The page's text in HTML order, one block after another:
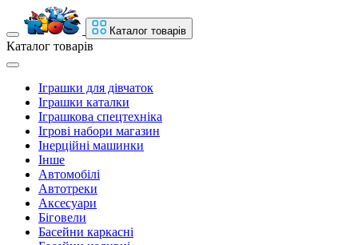
Каталог товарів
Каталог товарів
Іграшки для дівчаток
Іграшки каталки
Іграшкова спецтехніка
Ігрові набори магазин
Інерційні машинки
Інше
Автомобілі
Автотреки
Аксесуари
Біговели
Басейни каркасні